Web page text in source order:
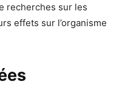
recherches sur les
effets sur l’organisme